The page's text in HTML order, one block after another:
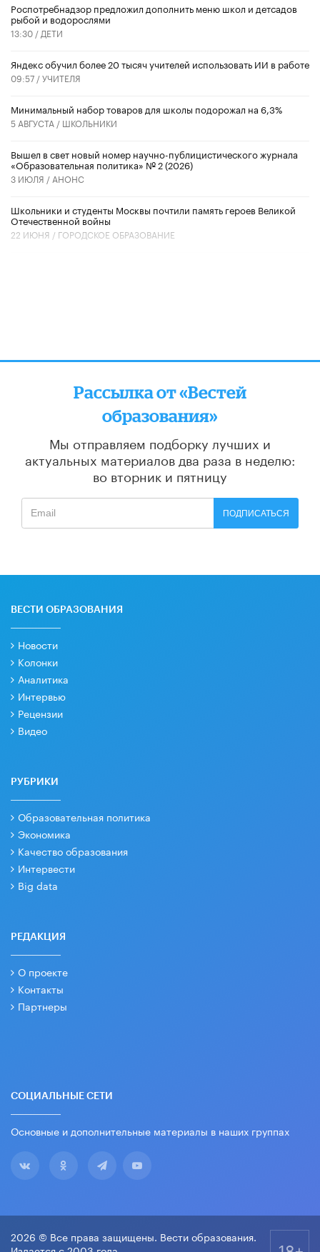
Роспотребнадзор предложил дополнить меню школ и детсадов
рыбой и водорослями
13:30 / ДЕТИ
​Яндекс обучил более 20 тысяч учителей использовать ИИ в работе
09:57 /УЧИТЕЛЯ
Минимальный набор товаров для школы подорожал на 6,3%
5 АВГУСТА / ШКОЛЬНИКИ
Вышел в свет новый номер научно-публицистического журнала
«Образовательная политика» № 2 (2026)
3 ИЮЛЯ / АНОНС
Школьники и студенты Москвы почтили память героев Великой
Отечественной войны
22 ИЮНЯ / ГОРОДСКОЕ ОБРАЗОВАНИЕ
Рассылка от «Вестей
образования»
Мы отправляем подборку лучших и
актуальных материалов два раза в неделю:
во вторник и пятницу
ПОДПИСАТЬСЯ
ВЕСТИ ОБРАЗОВАНИЯ
Новости
Колонки
Аналитика
Интервью
Рецензии
Видео
РУБРИКИ
Образовательная политика
Экономика
Качество образования
Интервести
Big data
РЕДАКЦИЯ
О проекте
Контакты
Партнеры
СОЦИАЛЬНЫЕ СЕТИ
Основные и дополнительные материалы в наших группах
2026 © Все права защищены. Вести образования.